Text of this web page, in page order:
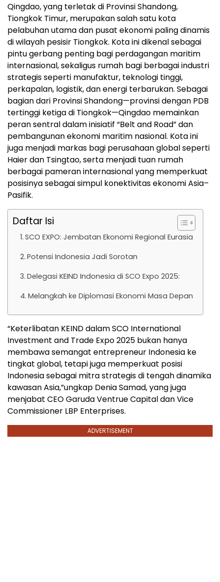
Qingdao, yang terletak di Provinsi Shandong,
Tiongkok Timur, merupakan salah satu kota
pelabuhan utama dan pusat ekonomi paling dinamis
di wilayah pesisir Tiongkok. Kota ini dikenal sebagai
pintu gerbang penting bagi perdagangan maritim
internasional, sekaligus rumah bagi berbagai industri
strategis seperti manufaktur, teknologi tinggi,
perkapalan, logistik, dan energi terbarukan. Sebagai
bagian dari Provinsi Shandong—provinsi dengan PDB
tertinggi ketiga di Tiongkok—Qingdao memainkan
peran sentral dalam inisiatif “Belt and Road” dan
pembangunan ekonomi maritim nasional. Kota ini
juga menjadi markas bagi perusahaan global seperti
Haier dan Tsingtao, serta menjadi tuan rumah
berbagai pameran internasional yang memperkuat
posisinya sebagai simpul konektivitas ekonomi Asia–
Pasifik.
Daftar Isi
SCO EXPO: Jembatan Ekonomi Regional Eurasia
Potensi Indonesia Jadi Sorotan
Delegasi KEIND Indonesia di SCO Expo 2025:
Melangkah ke Diplomasi Ekonomi Masa Depan
“Keterlibatan KEIND dalam SCO International
Investment and Trade Expo 2025 bukan hanya
membawa semangat entrepreneur Indonesia ke
tingkat global, tetapi juga memperkuat posisi
Indonesia sebagai mitra strategis di tengah dinamika
kawasan Asia,”ungkap Denia Samad, yang juga
menjabat CEO Garuda Ventrue Capital dan Vice
Commissioner LBP Enterprises.
ADVERTISEMENT